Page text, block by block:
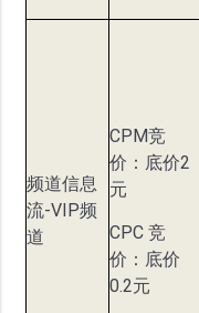
频道信息
流-VIP频
道
CPM竞
价：底价2
元
CPC 竞
价：底价
0.2元